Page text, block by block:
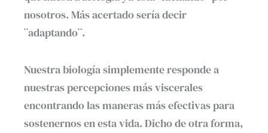
nosotros. Más acertado sería decir
¨adaptando¨.
Nuestra biología simplemente responde a
nuestras percepciones más viscerales
encontrando las maneras más efectivas para
sostenernos en esta vida. Dicho de otra forma,